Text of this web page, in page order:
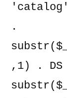
.
,1) . DS